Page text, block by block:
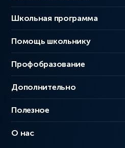
Школьная программа
Помощь школьнику
Профобразование
Дополнительно
Полезное
О нас